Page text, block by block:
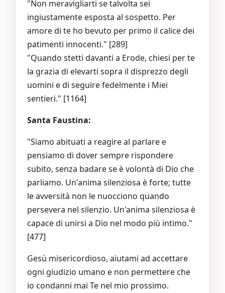
"Non meravigliarti se talvolta sei
ingiustamente esposta al sospetto. Per
amore di te ho bevuto per primo il calice dei
patimenti innocenti." [289]
"Quando stetti davanti a Erode, chiesi per te
la grazia di elevarti sopra il disprezzo degli
uomini e di seguire fedelmente i Miei
sentieri." [1164]
Santa Faustina:
"Siamo abituati a reagire al parlare e
pensiamo di dover sempre rispondere
subito, senza badare se è volontà di Dio che
parliamo. Un'anima silenziosa è forte; tutte
le avversità non le nuocciono quando
persevera nel silenzio. Un'anima silenziosa è
capace di unirsi a Dio nel modo più intimo."
[477]
Gesù misericordioso, aiutami ad accettare
ogni giudizio umano e non permettere che
io condanni mai Te nel mio prossimo.